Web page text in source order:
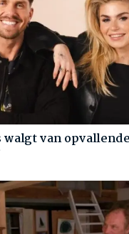
walgt van